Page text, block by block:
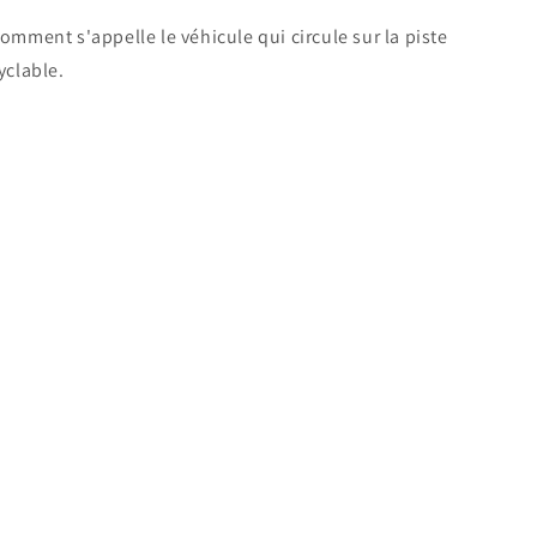
s'appelle le véhicule qui circule sur la piste